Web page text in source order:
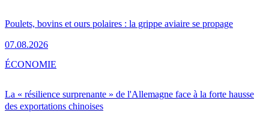
Poulets, bovins et ours polaires : la grippe aviaire se propage
07.08.2026
La « résilience surprenante » de l'Allemagne face à la forte hausse
des exportations chinoises
ÉCONOMIE